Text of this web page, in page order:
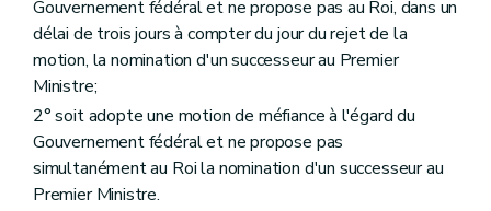
Gouvernement fédéral et ne propose pas au Roi, dans un
délai de trois jours à compter du jour du rejet de la
motion, la nomination d'un successeur au Premier
Ministre;
2° soit adopte une motion de méfiance à l'égard du
Gouvernement fédéral et ne propose pas
simultanément au Roi la nomination d'un successeur au
Premier Ministre.